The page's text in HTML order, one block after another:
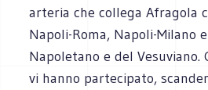
arteria che collega Afragola
Napoli-Roma, Napoli-Milano
Napoletano e del Vesuviano.
vi hanno partecipato,